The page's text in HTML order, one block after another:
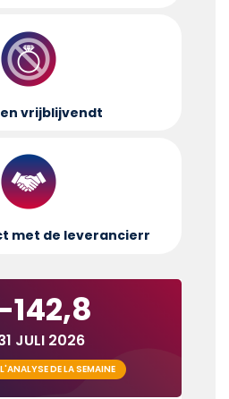
vrijblijvendt
met de leverancierr
JULI 2026
DE LA SEMAINE